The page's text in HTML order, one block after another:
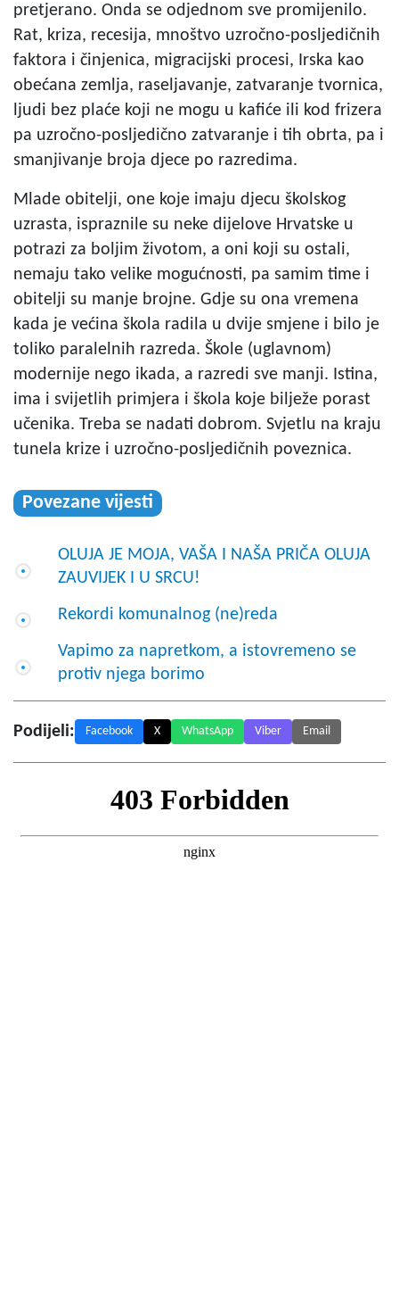
pretjerano. Onda se odjednom sve promijenilo.
Rat, kriza, recesija, mnoštvo uzročno-posljedičnih
faktora i činjenica, migracijski procesi, Irska kao
obećana zemlja, raseljavanje, zatvaranje tvornica,
ljudi bez plaće koji ne mogu u kafiće ili kod frizera
pa uzročno-posljedično zatvaranje i tih obrta, pa i
smanjivanje broja djece po razredima.
Mlade obitelji, one koje imaju djecu školskog
uzrasta, ispraznile su neke dijelove Hrvatske u
potrazi za boljim životom, a oni koji su ostali,
nemaju tako velike mogućnosti, pa samim time i
obitelji su manje brojne. Gdje su ona vremena
kada je većina škola radila u dvije smjene i bilo je
toliko paralelnih razreda. Škole (uglavnom)
modernije nego ikada, a razredi sve manji. Istina,
ima i svijetlih primjera i škola koje bilježe porast
učenika. Treba se nadati dobrom. Svjetlu na kraju
tunela krize i uzročno-posljedičnih poveznica.
Povezane vijesti
OLUJA JE MOJA, VAŠA I NAŠA PRIČA OLUJA
ZAUVIJEK I U SRCU!
Rekordi komunalnog (ne)reda
Vapimo za napretkom, a istovremeno se
protiv njega borimo
Podijeli: Facebook X WhatsApp Viber Email